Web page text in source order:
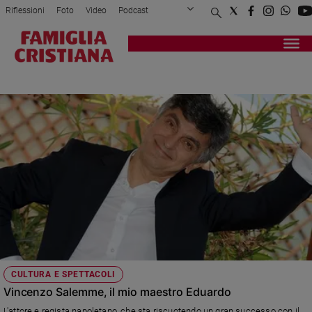
Attualità
Politica
Mondo
Economia
Legalità
Sport
Interviste
Papa
Papa
Riflessioni Foto Video Podcast
Privacy Policy Chi siamo
Registrati Redazione
CULTURA E SPETTACOLI
Vincenzo Salemme, il mio maestro Eduardo